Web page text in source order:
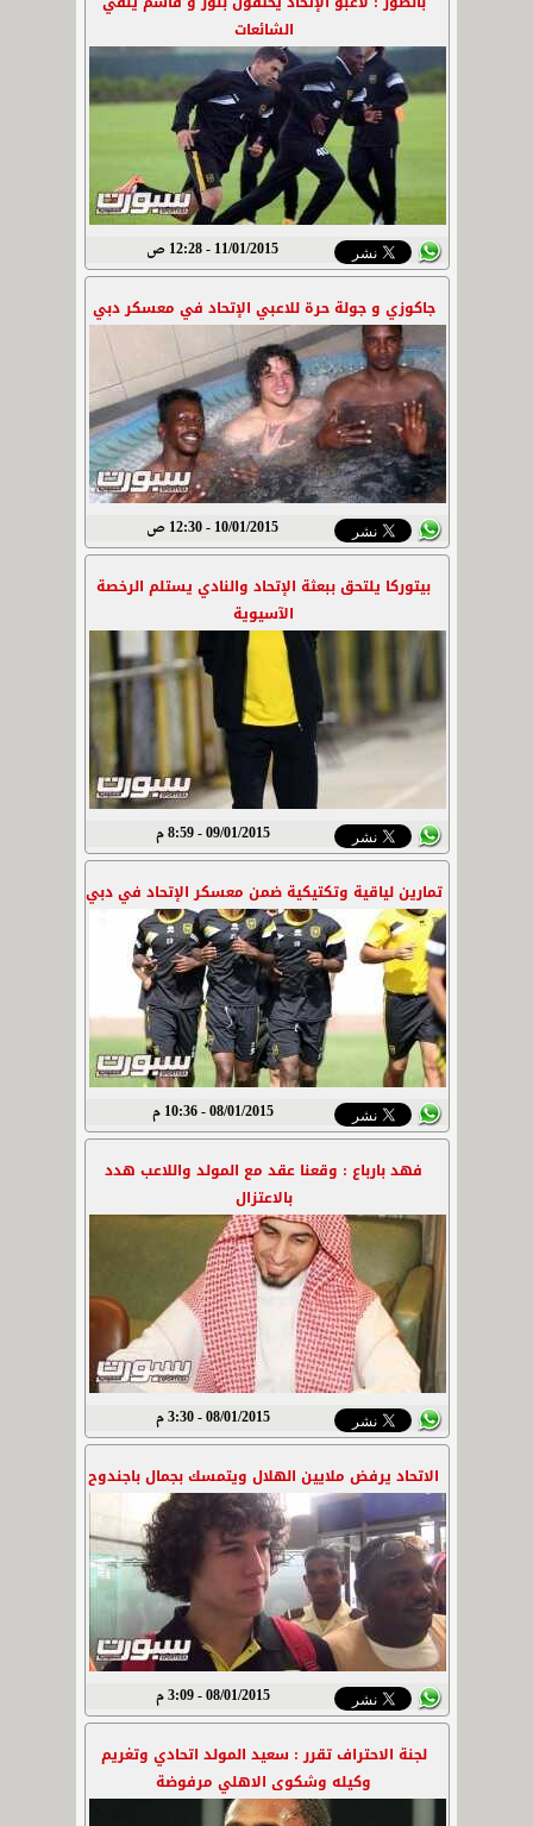
الشائعات
11/01/2015 - 12:28 ص
جاكوزي و جولة حرة للاعبي الإتحاد في معسكر دبي
10/01/2015 - 12:30 ص
بيتوركا يلتحق ببعثة الإتحاد والنادي يستلم الرخصة
الآسيوية
09/01/2015 - 8:59 م
تمارين لياقية وتكتيكية ضمن معسكر الإتحاد في دبي
08/01/2015 - 10:36 م
فهد بارباع : وقعنا عقد مع المولد واللاعب هدد
بالاعتزال
08/01/2015 - 3:30 م
الاتحاد يرفض ملايين الهلال ويتمسك بجمال باجندوح
08/01/2015 - 3:09 م
لجنة الاحتراف تقرر : سعيد المولد اتحادي وتغريم
وكيله وشكوى الاهلي مرفوضة